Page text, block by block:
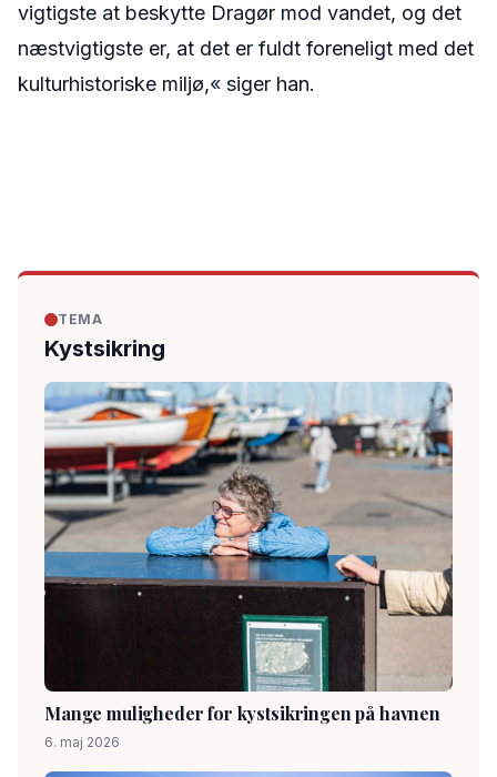
vigtigste at beskytte Dragør mod vandet, og det
næstvigtigste er, at det er fuldt foreneligt med det
kulturhistoriske miljø,« siger han.
TEMA
Kystsikring
Mange muligheder for kystsikringen på havnen
6. maj 2026